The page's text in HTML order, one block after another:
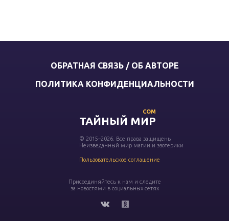
ОБРАТНАЯ СВЯЗЬ / ОБ АВТОРЕ
ПОЛИТИКА КОНФИДЕНЦИАЛЬНОСТИ
ТАЙНЫЙ МИР
COM
© 2015–2026. Все права защищены
Неизведанный мир магии и эзотерики
Пользовательское соглашение
Присоединяйтесь к нам и следите
за новостями в социальных сетях